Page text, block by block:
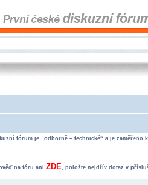
fórum je „odborně – technické“ a je
na fóru ani ZDE, položte nejdřív dotaz v